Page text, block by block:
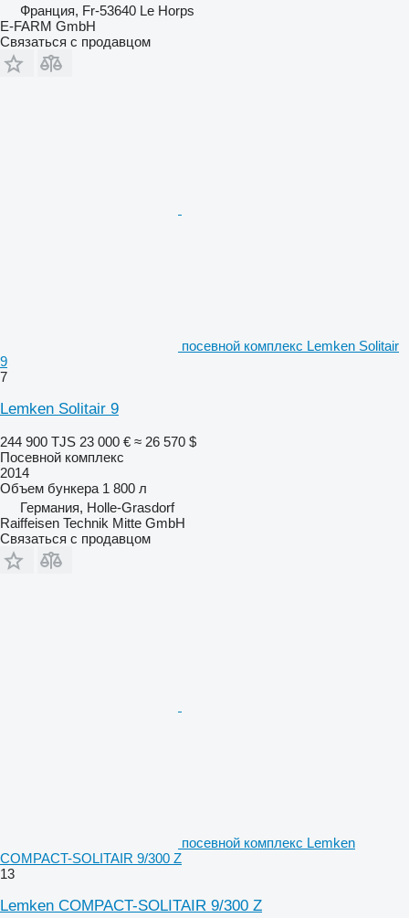
Франция, Fr-53640 Le Horps
E-FARM GmbH
Связаться с продавцом
посевной комплекс Lemken Solitair
9
7
Lemken Solitair 9
244 900 TJS 23 000 € ≈ 26 570 $
Посевной комплекс
2014
Объем бункера 1 800 л
Германия, Holle-Grasdorf
Raiffeisen Technik Mitte GmbH
Связаться с продавцом
посевной комплекс Lemken
COMPACT-SOLITAIR 9/300 Z
13
Lemken COMPACT-SOLITAIR 9/300 Z